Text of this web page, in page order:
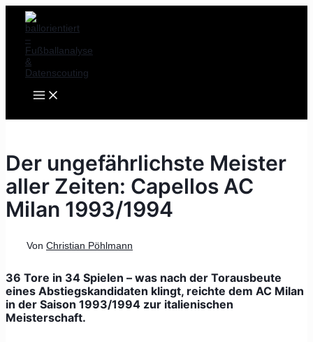
Zum
Inhalt
springen
MENU
Der ungefährlichste Meister
aller Zeiten: Capellos AC
Milan 1993/1994
Von Christian Pöhlmann
36 Tore in 34 Spielen – was nach der Torausbeute
eines Abstiegskandidaten klingt, reichte dem AC Milan
in der Saison 1993/1994 zur italienischen
Meisterschaft.
Post
navigation